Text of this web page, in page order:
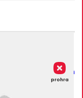
- Resolution
prohra